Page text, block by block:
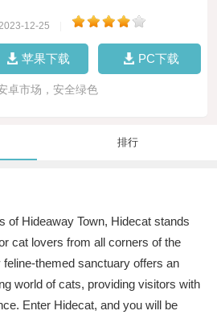
12-25
苹果下载 PC下载
卓市场，安全绿色
排行
of Hideaway Town, Hidecat stands
cat lovers from all corners of the
themed sanctuary offers an
world of cats, providing visitors with
Enter Hidecat, and you will be